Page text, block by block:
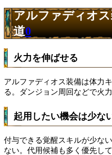
アルファディオ
道0
火力を伸ばせる
アルファディオス装備は体力
る。ダンジョン周回などで火
起用したい機会は少な
付与できる覚醒スキルが少な
ない。代用候補も多く優先し